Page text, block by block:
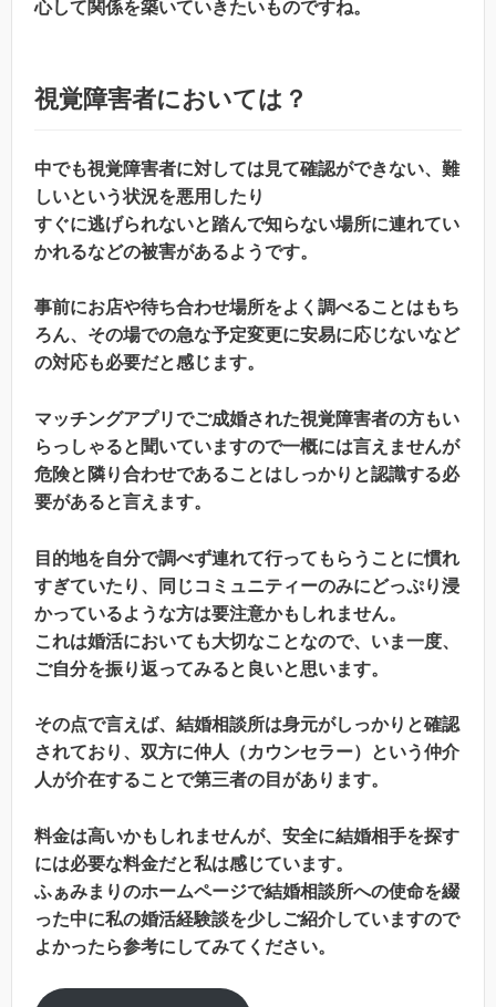
心して関係を築いていきたいものですね。
視覚障害者においては？
中でも視覚障害者に対しては見て確認ができない、難
しいという状況を悪用したり
すぐに逃げられないと踏んで知らない場所に連れてい
かれるなどの被害があるようです。
事前にお店や待ち合わせ場所をよく調べることはもち
ろん、その場での急な予定変更に安易に応じないなど
の対応も必要だと感じます。
マッチングアプリでご成婚された視覚障害者の方もい
らっしゃると聞いていますので一概には言えませんが
危険と隣り合わせであることはしっかりと認識する必
要があると言えます。
目的地を自分で調べず連れて行ってもらうことに慣れ
すぎていたり、同じコミュニティーのみにどっぷり浸
かっているような方は要注意かもしれません。
これは婚活においても大切なことなので、いま一度、
ご自分を振り返ってみると良いと思います。
その点で言えば、結婚相談所は身元がしっかりと確認
されており、双方に仲人（カウンセラー）という仲介
人が介在することで第三者の目があります。
料金は高いかもしれませんが、安全に結婚相手を探す
には必要な料金だと私は感じています。
ふぁみまりのホームページで結婚相談所への使命を綴
った中に私の婚活経験談を少しご紹介していますので
よかったら参考にしてみてください。